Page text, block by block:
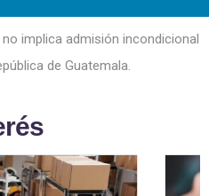
implica admisión incondicional
de Guatemala.
rés